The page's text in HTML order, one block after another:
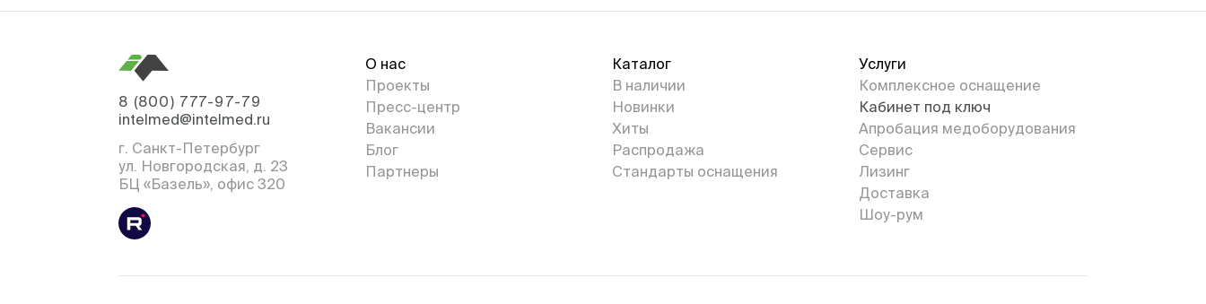
8 (800) 777-97-79
intelmed@intelmed.ru
г. Санкт-Петербург
ул. Новгородская, д. 23
БЦ «Базель», офис 320
О нас
Проекты
Пресс-центр
Вакансии
Блог
Партнеры
Каталог
В наличии
Новинки
Хиты
Распродажа
Стандарты оснащения
Услуги
Комплексное оснащение
Кабинет под ключ
Апробация медоборудования
Сервис
Лизинг
Доставка
Шоу-рум